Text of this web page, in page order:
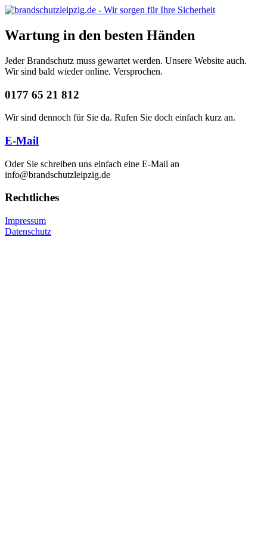
Wartung in den besten Händen
Jeder Brandschutz muss gewartet werden. Unsere Website auch.
Wir sind bald wieder online. Versprochen.
0177 65 21 812
Wir sind dennoch für Sie da. Rufen Sie doch einfach kurz an.
E-Mail
Oder Sie schreiben uns einfach eine E-Mail an
info@brandschutzleipzig.de
Rechtliches
Impressum
Datenschutz